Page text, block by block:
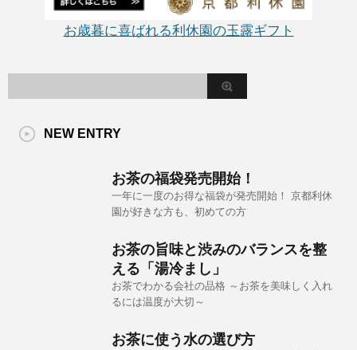
お歳暮に喜ばれる利休園の玉露ギフト
NEW ENTRY
お茶の福袋発売開始！
一年に一度のお得な福袋が発売開始！ 京都利休
園が好きな方も、初めての方
お茶の旨味と渋みのバランスを整
える「湯冷まし」
お茶でわかる会社の品格 ～お茶を美味しく入れ
るには温度が大切～
お茶に使う水の選び方